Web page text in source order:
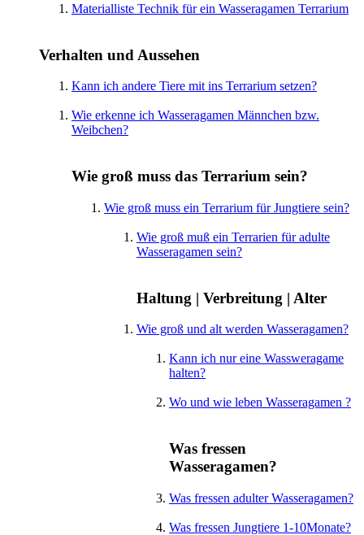
Materialliste Technik für ein Wasseragamen Terrarium
Verhalten und Aussehen
Kann ich andere Tiere mit ins Terrarium setzen?
Wie erkenne ich Wasseragamen Männchen bzw.
Weibchen?
Wie groß muss das Terrarium sein?
Wie groß muss ein Terrarium für Jungtiere sein?
Wie groß muß ein Terrarien für adulte
Wasseragamen sein?
Haltung | Verbreitung | Alter
Wie groß und alt werden Wasseragamen?
Kann ich nur eine Wassweragame
halten?
Wo und wie leben Wasseragamen ?
Was fressen
Wasseragamen?
Was fressen adulter Wasseragamen?
Was fressen Jungtiere 1-10Monate?